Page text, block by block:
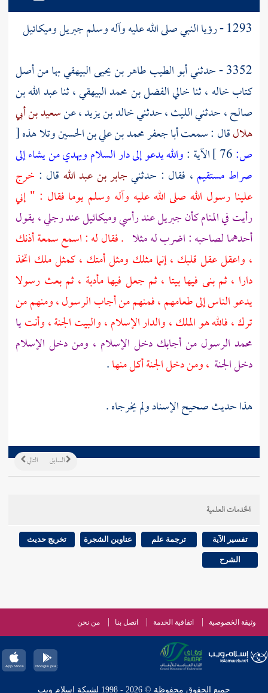
1293 - رؤيا النبي صلى الله عليه وآله وسلم جبريلوميكائيل
3352 - حدثني
أبو الطيب طاهر بن يحيى البيهقيبها من أصل
كتاب خاله ، ثنا خاليالفضل بن محمد البيهقي، ثناعبد الله بن
صالح، حدثنيالليث، حدثنيخالد بن يزيد، عنسعيد بن أبي
هلالقال : سمعتأبا جعفر محمد بن علي بن الحسينوتلا هذه[
ص:
الآية :والله يدعو إلى دار السلام ويهدي من يشاء إلى
صراط مستقيم ، فقال : حدثنيجابر بن عبد الله قال : خرج
علينا رسول الله صلى الله عليه وآله وسلم يوما فقال : " إني
رأيت في المنام كأنجبريلعند رأسيوميكائيلعند رجلي ، يقول
أحدهما لصاحبه : اضرب له مثلا . فقال له : اسمع سمعة أذنك
، واعقل عقل قلبك ، إنما مثلك ومثل أمتك ، كمثل ملك اتخذ
دارا ، ثم بنى فيها بيتا ، ثم جعل فيها مأدبة ، ثم بعث رسولا
يدعو الناس إلى طعامهم ، فمنهم من أجاب الرسول ، ومنهم من
ترك ، فالله هو الملك ، والدار الإسلام ، والبيت الجنة ، وأنتيا
محمد الرسول من أجابك دخل الإسلام ، ومن دخل الإسلام
دخل الجنة ، ومن دخل الجنة أكل منها.
هذا حديث صحيح الإسناد ولم يخرجاه .
التالي السابق
الخدمات العلمية
تفسير الآية ترجمة علم عناوين الشجرة تخريج حديث
الشرح
وثيقة الخصوصية اتفاقية الخدمة اتصل بنا من نحن
جميع الحقوق محفوظة © 2026 - 1998 لشبكة إسلام ويب